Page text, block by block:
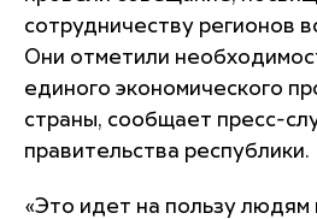
сотрудничеству регионов
Они отметили
единого экономического
страны, сообщает пресс-
правительства республики.
«Это идет на пользу людям